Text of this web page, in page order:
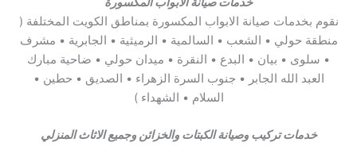
نقوم بخدمات صيانة الابواب المكسورة بمناطق الكويت المختلفة (
منطقة حولي • الشعب • السالمية • الرميثية • الجابرية • مشرف
• سلوى • بيان • البدع • النقرة • ميدان حولي • ضاحية مبارك
العبد الله الجابر • جنوب السرة الزهراء • الصديق • حطين •
السلام • الشهداء )
خدمات تركيب وصيانة الكبتات والخزائن وجميع الاثاث المنزلي